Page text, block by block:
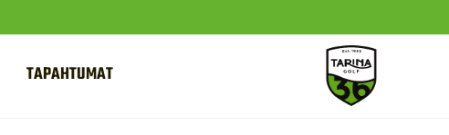
TAPAHTUMAT